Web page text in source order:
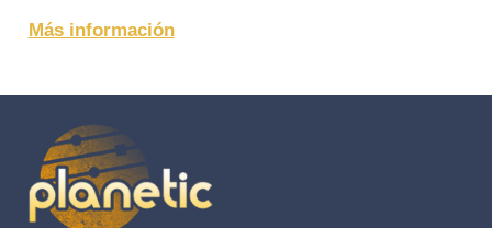
Más información